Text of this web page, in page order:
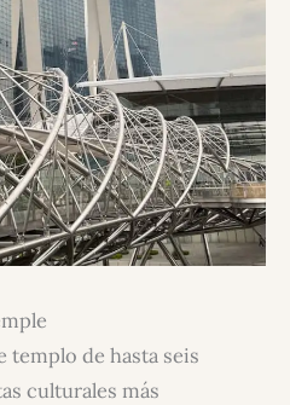
templo de hasta seis
culturales más